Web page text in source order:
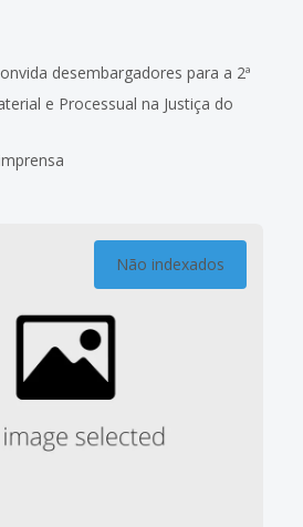
desembargadores para a 2ª
e Processual na Justiça do
feira (10/8), em Brasília, da
Não indexados